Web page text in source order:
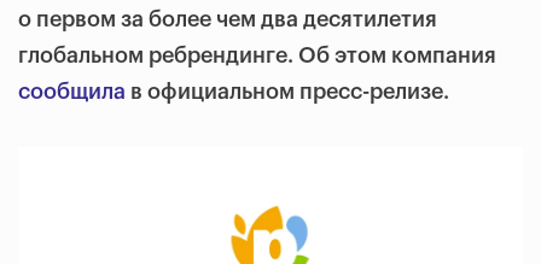
о первом за более чем два десятилетия
глобальном ребрендинге. Об этом компания
сообщила в официальном пресс-релизе.